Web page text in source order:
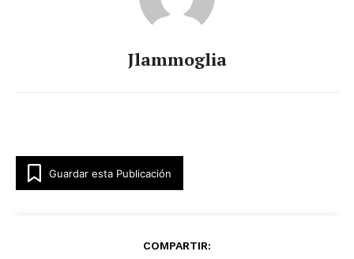
Jlammoglia
Guardar esta Publicación
COMPARTIR: